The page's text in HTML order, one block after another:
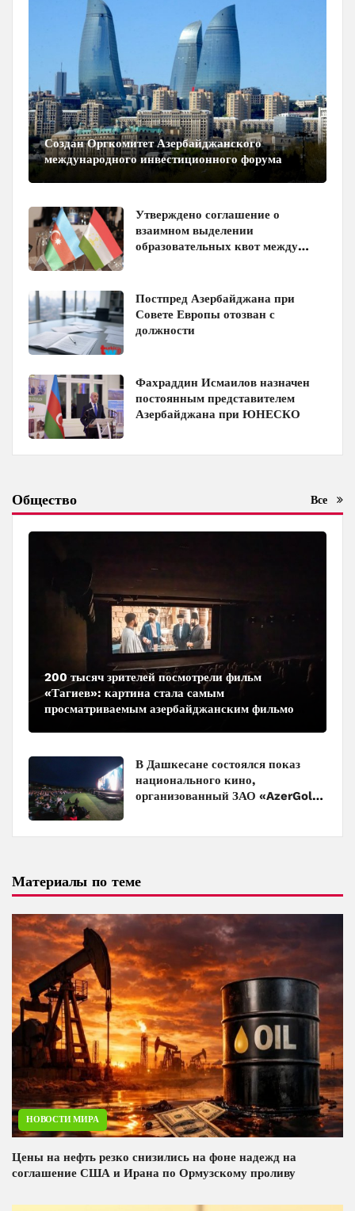
Создан Оргкомитет Азербайджанского
международного инвестиционного форума
Утверждено соглашение о
взаимном выделении
образовательных квот между
Постпред Азербайджана при
Совете Европы отозван с
должности
Фахраддин Исмаилов назначен
постоянным представителем
Азербайджана при ЮНЕСКО
Общество Все
200 тысяч зрителей посмотрели фильм
«Тагиев»: картина стала самым
просматриваемым азербайджанским фильмом
В Дашкесане состоялся показ
национального кино,
организованный ЗАО «AzerGold»
Материалы по теме
НОВОСТИ МИРА
Цены на нефть резко снизились на фоне надежд на
соглашение США и Ирана по Ормузскому проливу